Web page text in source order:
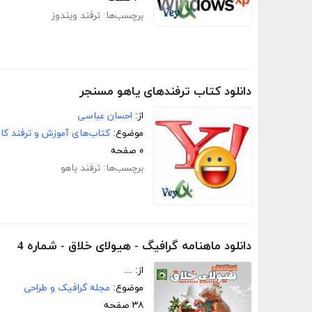
برچسب‌ها: ترفند ویندوز
دانلود کتاب ترفندهای یاهو مسنجر
از: احسان عباسی
موضوع: کتاب‌های آموزش و ترفند
۰ صفحه
برچسب‌ها: ترفند یاهو
دانلود ماهنامه گرافیگ - هیولای خلاق - شماره 4
از: ...
موضوع: مجله گرافیک و طراحی
۳۸ صفحه